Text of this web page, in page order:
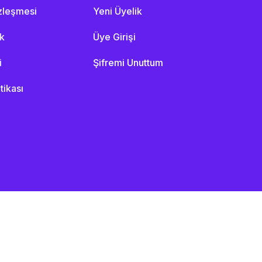
Yeni Üyelik
Üye Girişi
Şifremi Unuttum